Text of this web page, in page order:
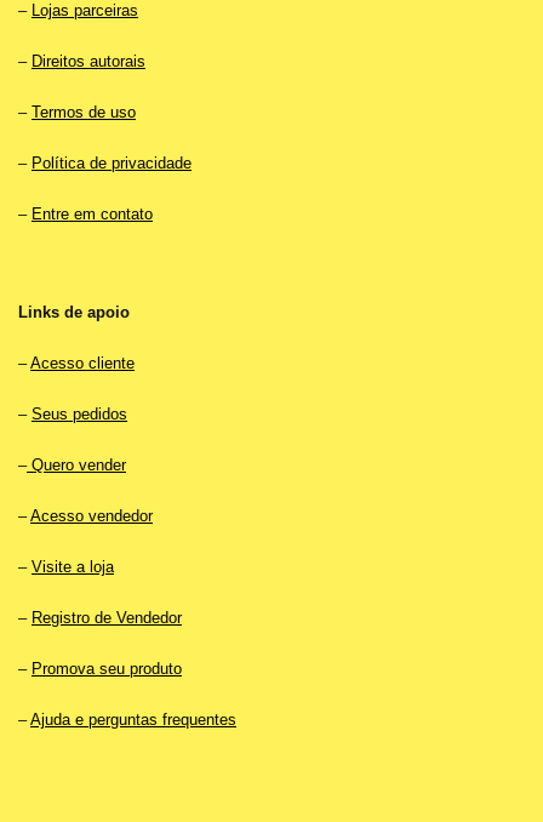
– Lojas parceiras
– Direitos autorais
– Termos de uso
– Política de privacidade
– Entre em contato
Links de apoio
–Acesso cliente
– Seus pedidos
–Quero vender
–Acesso vendedor
– Visite a loja
– Registro de Vendedor
– Promova seu produto
–Ajuda e perguntas frequentes